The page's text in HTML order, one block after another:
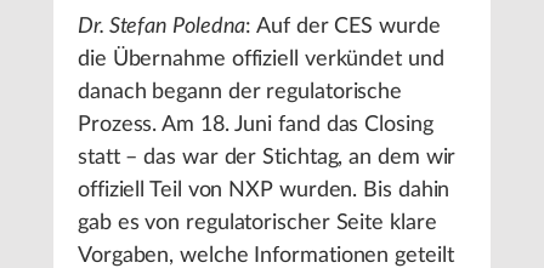
Dr. Stefan Poledna: Auf der CES wurde
die Übernahme offiziell verkündet und
danach begann der regulatorische
Prozess. Am 18. Juni fand das Closing
statt – das war der Stichtag, an dem wir
offiziell Teil von NXP wurden. Bis dahin
gab es von regulatorischer Seite klare
Vorgaben, welche Informationen geteilt